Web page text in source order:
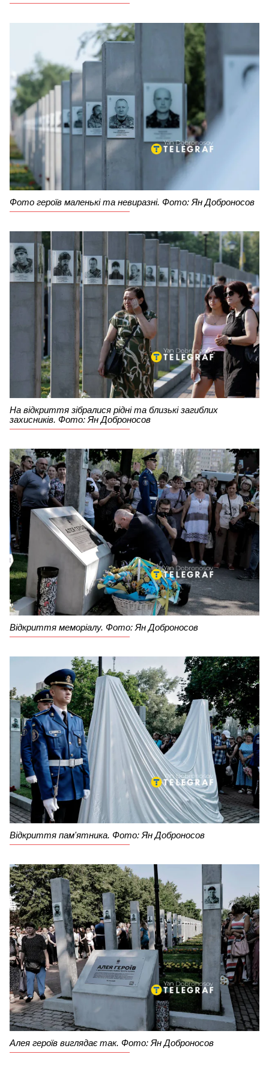
Фото героїв маленькі та невиразні. Фото: Ян Доброносов
На відкриття зібралися рідні та близькі загиблих
захисників. Фото: Ян Доброносов
Відкриття меморіалу. Фото: Ян Доброносов
Відкриття пам'ятника. Фото: Ян Доброносов
Алея героїв виглядає так. Фото: Ян Доброносов